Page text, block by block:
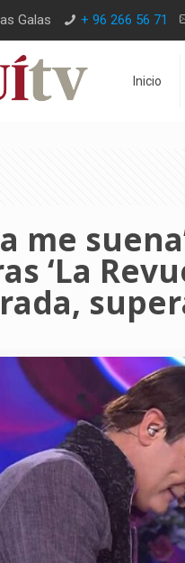
Galas + 96 266 56 71
Inicio
me
‘La